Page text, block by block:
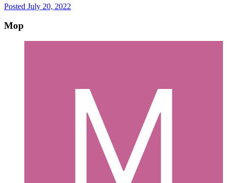
Posted July 20, 2022
Mop